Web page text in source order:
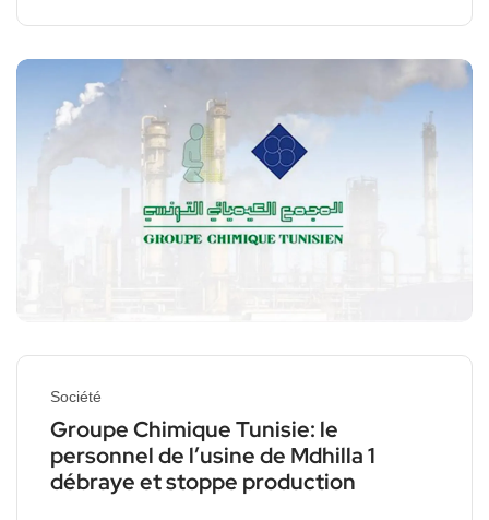
Société
Groupe Chimique Tunisie: le
personnel de l’usine de Mdhilla 1
débraye et stoppe production